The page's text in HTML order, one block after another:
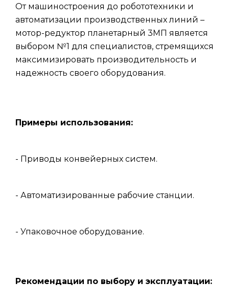
От машиностроения до робототехники и
автоматизации производственных линий –
мотор-редуктор планетарный 3МП является
выбором №1 для специалистов, стремящихся
максимизировать производительность и
надежность своего оборудования.
Примеры использования:
- Приводы конвейерных систем.
- Автоматизированные рабочие станции.
- Упаковочное оборудование.
Рекомендации по выбору и эксплуатации: